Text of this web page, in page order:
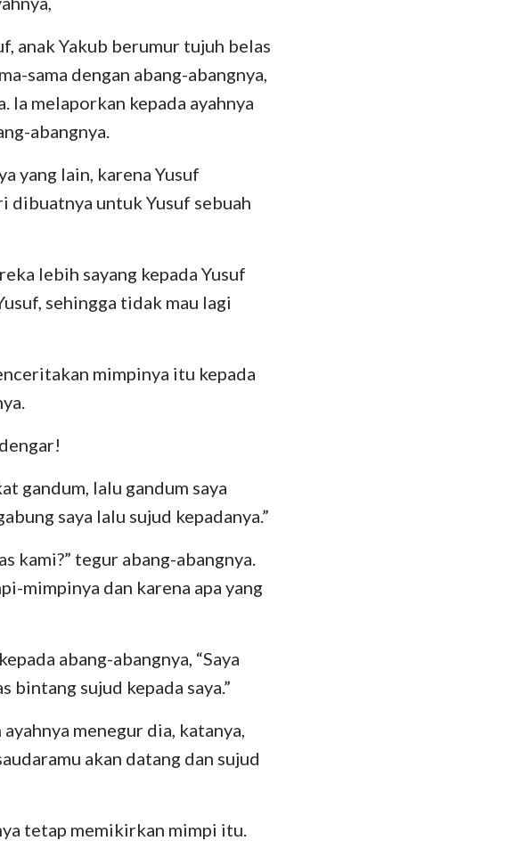
Roma
II Korintus
II Tesalonika
Filemon
Yakobus
47 48
49
anak Yakub berumur tujuh belas
sama dengan abang-abangnya,
Ia melaporkan kepada ayahnya
abangnya.
yang lain, karena Yusuf
dibuatnya untuk Yusuf sebuah
lebih sayang kepada Yusuf
sehingga tidak mau lagi
mimpinya itu kepada
gandum, lalu gandum saya
saya lalu sujud kepadanya.”
kami?” tegur abang-abangnya.
mimpinya dan karena apa yang
abang-abangnya, “Saya
bintang sujud kepada saya.”
menegur dia, katanya,
akan datang dan sujud
tetap memikirkan mimpi itu.